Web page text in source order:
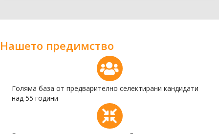
Нашето предимство
Голяма база от предварително селектирани кандидати
над 55 години